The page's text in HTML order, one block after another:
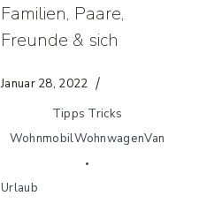
Familien, Paare,
Freunde & sich
Januar 28, 2022
Tipps Tricks
WohnmobilWohnwagenVan
Urlaub